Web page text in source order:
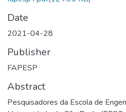
Date
2021-04-28
Publisher
FAPESP
Abstract
Pesquisadores da Escola de